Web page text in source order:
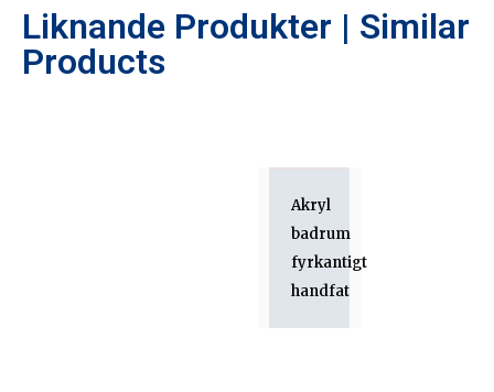
Liknande Produkter | Similar
Products
Akryl
badrum
fyrkantigt
handfat